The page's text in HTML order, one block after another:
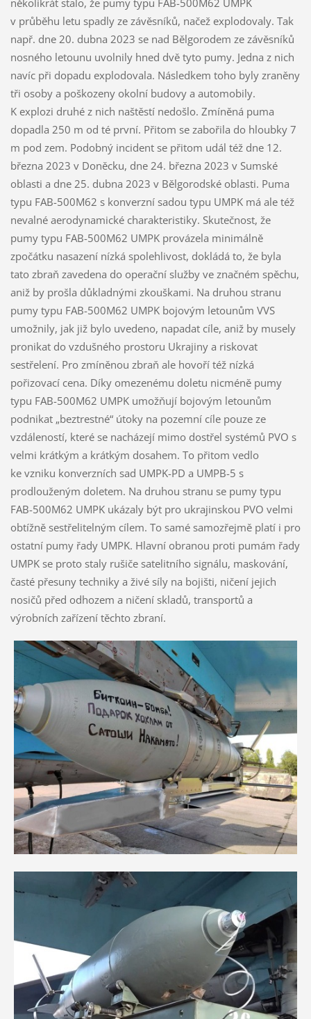
několikrát stalo, že pumy typu FAB-500M62 UMPK
v průběhu letu spadly ze závěsníků, načež explodovaly. Tak
např. dne 20. dubna 2023 se nad Bělgorodem ze závěsníků
nosného letounu uvolnily hned dvě tyto pumy. Jedna z nich
navíc při dopadu explodovala. Následkem toho byly zraněny
tři osoby a poškozeny okolní budovy a automobily.
K explozi druhé z nich naštěstí nedošlo. Zmíněná puma
dopadla 250 m od té první. Přitom se zabořila do hloubky 7
m pod zem. Podobný incident se přitom udál též dne 12.
března 2023 v Doněcku, dne 24. března 2023 v Sumské
oblasti a dne 25. dubna 2023 v Bělgorodské oblasti. Puma
typu FAB-500M62 s konverzní sadou typu UMPK má ale též
nevalné aerodynamické charakteristiky. Skutečnost, že
pumy typu FAB-500M62 UMPK provázela minimálně
zpočátku nasazení nízká spolehlivost, dokládá to, že byla
tato zbraň zavedena do operační služby ve značném spěchu,
aniž by prošla důkladnými zkouškami. Na druhou stranu
pumy typu FAB-500M62 UMPK bojovým letounům VVS
umožnily, jak již bylo uvedeno, napadat cíle, aniž by musely
pronikat do vzdušného prostoru Ukrajiny a riskovat
sestřelení. Pro zmíněnou zbraň ale hovoří též nízká
pořizovací cena. Díky omezenému doletu nicméně pumy
typu FAB-500M62 UMPK umožňují bojovým letounům
podnikat „beztrestné“ útoky na pozemní cíle pouze ze
vzdáleností, které se nacházejí mimo dostřel systémů PVO s
velmi krátkým a krátkým dosahem. To přitom vedlo
ke vzniku konverzních sad UMPK-PD a UMPB-5 s
prodlouženým doletem. Na druhou stranu se pumy typu
FAB-500M62 UMPK ukázaly být pro ukrajinskou PVO velmi
obtížně sestřelitelným cílem. To samé samozřejmě platí i pro
ostatní pumy řady UMPK. Hlavní obranou proti pumám řady
UMPK se proto staly rušiče satelitního signálu, maskování,
časté přesuny techniky a živé síly na bojišti, ničení jejich
nosičů před odhozem a ničení skladů, transportů a
výrobních zařízení těchto zbraní.